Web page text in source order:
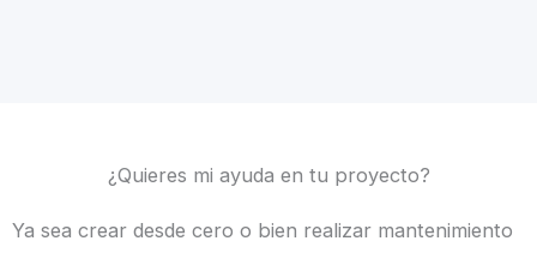
¿Quieres mi ayuda en tu proyecto?
Ya sea crear desde cero o bien realizar mantenimiento